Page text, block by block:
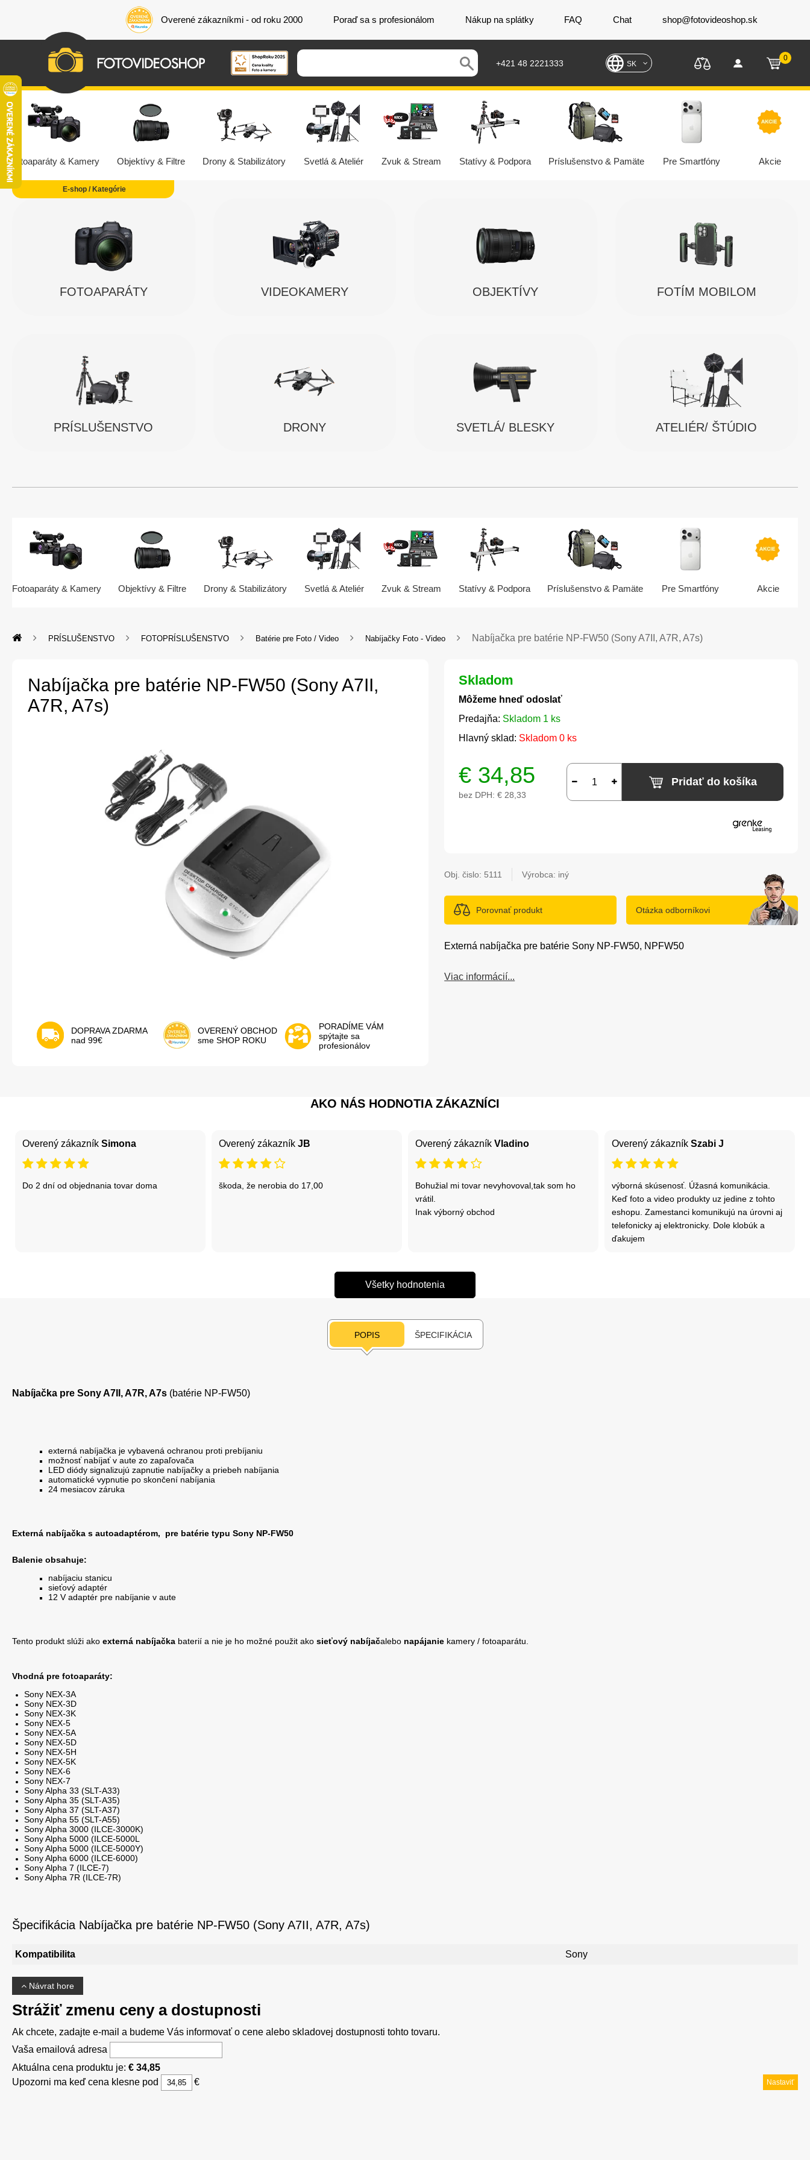
Overené zákazníkmi - od roku 2000 Poraď sa s profesionálom Nákup na splátky FAQ Chat shop@fotovideoshop.sk
+421 48 2221333 SK
0
Fotoaparáty & Kamery Objektívy & Filtre Drony & Stabilizátory Svetlá & Ateliér Zvuk & Stream Statívy & Podpora Príslušenstvo & Pamäte Pre Smartfóny Akcie
FOTOAPARÁTY VIDEOKAMERY OBJEKTÍVY FOTÍM MOBILOM
PRÍSLUŠENSTVO DRONY SVETLÁ/ BLESKY ATELIÉR/ ŠTÚDIO
Fotoaparáty & Kamery Objektívy & Filtre Drony & Stabilizátory Svetlá & Ateliér Zvuk & Stream Statívy & Podpora Príslušenstvo & Pamäte Pre Smartfóny Akcie
PRÍSLUŠENSTVO FOTOPRÍSLUŠENSTVO Batérie pre Foto / Video Nabíjačky Foto - Video Nabíjačka pre batérie NP-FW50 (Sony A7II, A7R, A7s)
Nabíjačka pre batérie NP-FW50 (Sony A7II,
A7R, A7s)
DOPRAVA ZDARMA
nad 99€
OVERENÝ OBCHOD
sme SHOP ROKU
PORADÍME VÁM
spýtajte sa
profesionálov
Skladom
Môžeme hneď odoslať
Predajňa: Skladom 1 ks
Hlavný sklad: Skladom 0 ks
€ 34,85
bez DPH: € 28,33
Pridať do košíka
Obj. čislo: 5111 Výrobca: iný
Porovnať produkt Otázka odborníkovi
Externá nabíjačka pre batérie Sony NP-FW50, NPFW50
Viac informácií...
AKO NÁS HODNOTIA ZÁKAZNÍCI
Overený zákazník Simona
Do 2 dní od objednania tovar doma
Overený zákazník JB
škoda, že nerobia do 17,00
Overený zákazník Vladino
Bohužial mi tovar nevyhovoval,tak som ho
vrátil.
Inak výborný obchod
Overený zákazník Szabi J
výborná skúsenosť. Úžasná komunikácia.
Keď foto a video produkty uz jedine z tohto
eshopu. Zamestanci komunikujú na úrovni aj
telefonicky aj elektronicky. Dole klobúk a
ďakujem
Všetky hodnotenia
POPIS ŠPECIFIKÁCIA
Nabíjačka pre Sony A7II, A7R, A7s (batérie NP-FW50)
externá nabíjačka je vybavená ochranou proti prebíjaniu
možnosť nabíjať v aute zo zapaľovača
LED diódy signalizujú zapnutie nabíjačky a priebeh nabíjania
automatické vypnutie po skončení nabíjania
24 mesiacov záruka
Externá nabíjačka s autoadaptérom, pre batérie typu Sony NP-FW50
Balenie obsahuje:
nabíjaciu stanicu
sieťový adaptér
12 V adaptér pre nabíjanie v aute
Tento produkt slúži ako externá nabíjačka baterií a nie je ho možné použit ako sieťový nabíjačalebo napájanie kamery / fotoaparátu.
Vhodná pre fotoaparáty:
Sony NEX-3A
Sony NEX-3D
Sony NEX-3K
Sony NEX-5
Sony NEX-5A
Sony NEX-5D
Sony NEX-5H
Sony NEX-5K
Sony NEX-6
Sony NEX-7
Sony Alpha 33 (SLT-A33)
Sony Alpha 35 (SLT-A35)
Sony Alpha 37 (SLT-A37)
Sony Alpha 55 (SLT-A55)
Sony Alpha 3000 (ILCE-3000K)
Sony Alpha 5000 (ILCE-5000L
Sony Alpha 5000 (ILCE-5000Y)
Sony Alpha 6000 (ILCE-6000)
Sony Alpha 7 (ILCE-7)
Sony Alpha 7R (ILCE-7R)
Špecifikácia Nabíjačka pre batérie NP-FW50 (Sony A7II, A7R, A7s)
Kompatibilita Sony
Návrat hore
Strážiť zmenu ceny a dostupnosti
Ak chcete, zadajte e-mail a budeme Vás informovať o cene alebo skladovej dostupnosti tohto tovaru.
Vaša emailová adresa
Aktuálna cena produktu je: € 34,85
Upozorni ma keď cena klesne pod
€ Nastaviť
E-shop / Kategórie